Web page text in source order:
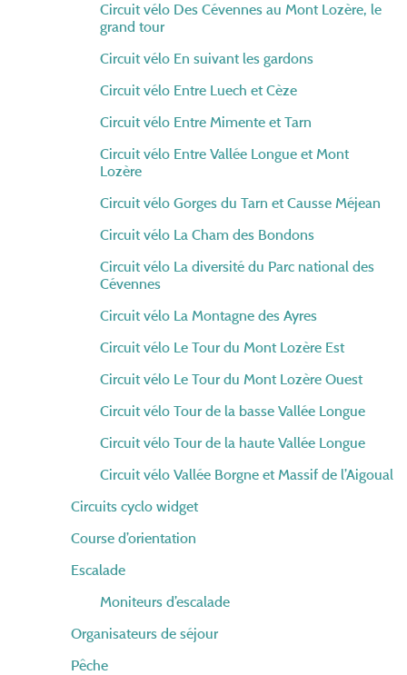
Circuit vélo Des Cévennes au Mont Lozère, le
grand tour
Circuit vélo En suivant les gardons
Circuit vélo Entre Luech et Cèze
Circuit vélo Entre Mimente et Tarn
Circuit vélo Entre Vallée Longue et Mont
Lozère
Circuit vélo Gorges du Tarn et Causse Méjean
Circuit vélo La Cham des Bondons
Circuit vélo La diversité du Parc national des
Cévennes
Circuit vélo La Montagne des Ayres
Circuit vélo Le Tour du Mont Lozère Est
Circuit vélo Le Tour du Mont Lozère Ouest
Circuit vélo Tour de la basse Vallée Longue
Circuit vélo Tour de la haute Vallée Longue
Circuit vélo Vallée Borgne et Massif de l’Aigoual
Circuits cyclo widget
Course d’orientation
Escalade
Moniteurs d’escalade
Organisateurs de séjour
Pêche